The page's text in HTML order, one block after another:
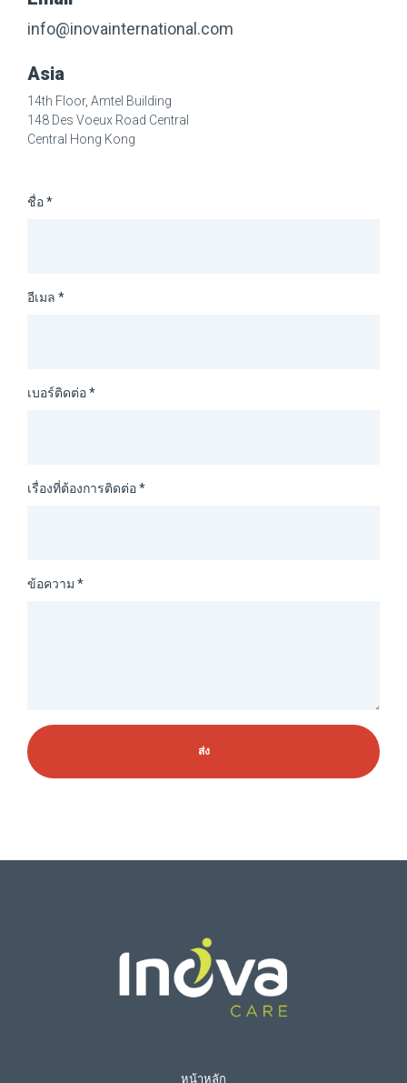
info@inovainternational.com
Asia
14th Floor, Amtel Building
148 Des Voeux Road Central
Central Hong Kong
ชื่อ *
อีเมล *
เบอร์ติดต่อ *
เรื่องที่ต้องการติดต่อ *
ข้อความ *
หน้าหลัก